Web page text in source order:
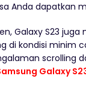
Anda dapatkan
Galaxy S23
di kondisi minim
scrolling
Galaxy